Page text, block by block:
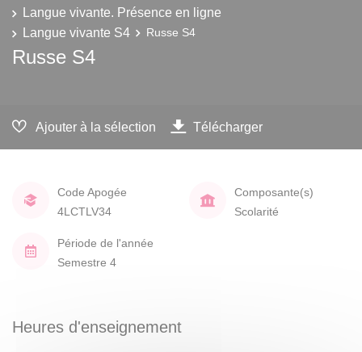
Langue vivante. Présence en ligne
Langue vivante S4
Russe S4
Russe S4
Ajouter à la sélection Télécharger
Code Apogée
4LCTLV34
Composante(s)
Scolarité
Période de l'année
Semestre 4
Heures d'enseignement